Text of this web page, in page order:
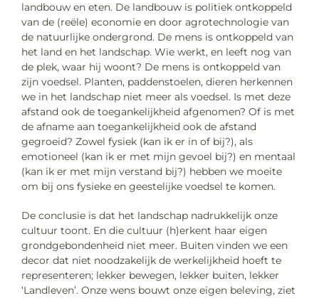
landbouw en eten. De landbouw is politiek ontkoppeld
van de (reële) economie en door agrotechnologie van
de natuurlijke ondergrond. De mens is ontkoppeld van
het land en het landschap. Wie werkt, en leeft nog van
de plek, waar hij woont? De mens is ontkoppeld van
zijn voedsel. Planten, paddenstoelen, dieren herkennen
we in het landschap niet meer als voedsel. Is met deze
afstand ook de toegankelijkheid afgenomen? Of is met
de afname aan toegankelijkheid ook de afstand
gegroeid? Zowel fysiek (kan ik er in of bij?), als
emotioneel (kan ik er met mijn gevoel bij?) en mentaal
(kan ik er met mijn verstand bij?) hebben we moeite
om bij ons fysieke en geestelijke voedsel te komen.
De conclusie is dat het landschap nadrukkelijk onze
cultuur toont. En die cultuur (h)erkent haar eigen
grondgebondenheid niet meer. Buiten vinden we een
decor dat niet noodzakelijk de werkelijkheid hoeft te
representeren; lekker bewegen, lekker buiten, lekker
‘Landleven’. Onze wens bouwt onze eigen beleving, ziet